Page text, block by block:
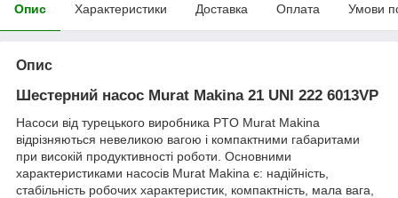
Опис Характеристики Доставка Оплата Умови
Опис
Шестерний насос Murat Makina 21 UNI 222 6013VP
Насоси від турецького виробника PTO Murat Makina
відрізняються невеликою вагою і компактними габаритами
при високій продуктивності роботи. Основними
характеристиками насосів Murat Makina є: надійність,
стабільність робочих характеристик, компактність, мала вага,